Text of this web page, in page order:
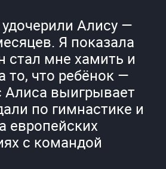
Алису —
Я показала
стал мне хамить и
то, что ребёнок —
Алиса выигрывает
по гимнастике и
европейских
с командой